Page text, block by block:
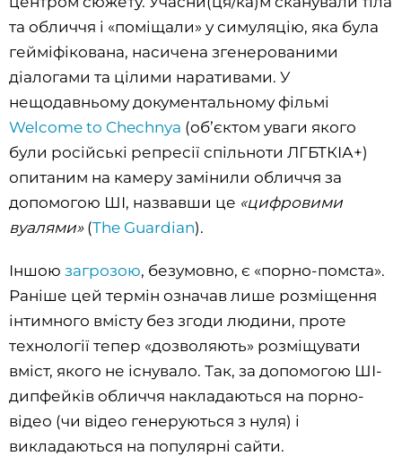
та обличчя і «поміщали» у симуляцію, яка була
гейміфікована, насичена згенерованими
діалогами та цілими наративами. У
нещодавньому документальному фільмі
Welcome to Chechnya (обʼєктом уваги якого
були російські репресії спільноти ЛГБТКІА+)
опитаним на камеру замінили обличчя за
допомогою ШІ, назвавши це «цифровими
вуалями»(The Guardian).
Іншою загрозою, безумовно, є «порно-помста».
Раніше цей термін означав лише розміщення
інтимного вмісту без згоди людини, проте
технології тепер «дозволяють» розміщувати
вміст, якого не існувало. Так, за допомогою ШІ-
дипфейків обличчя накладаються на порно-
відео (чи відео генеруються з нуля) і
викладаються на популярні сайти.